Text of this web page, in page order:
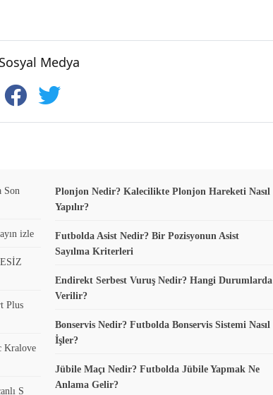
Sosyal Medya
Son
izle
Plus
Kralove
S
Plonjon Nedir? Kalecilikte Plonjon Hareketi Nasıl
Yapılır?
Futbolda Asist Nedir? Bir Pozisyonun Asist
Sayılma Kriterleri
Endirekt Serbest Vuruş Nedir? Hangi Durumlarda
Verilir?
Bonservis Nedir? Futbolda Bonservis Sistemi Nasıl
İşler?
Jübile Maçı Nedir? Futbolda Jübile Yapmak Ne
Anlama Gelir?